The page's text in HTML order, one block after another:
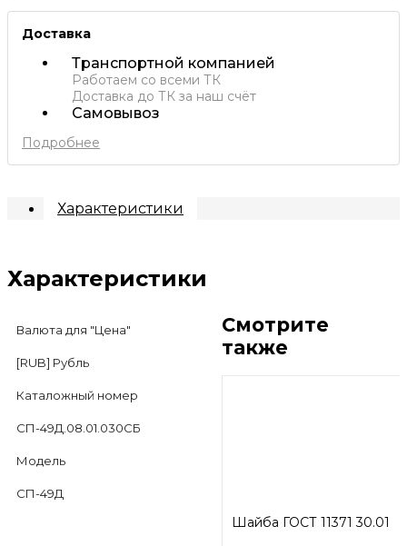
Доставка
Транспортной компанией
Работаем со всеми ТК
Доставка до ТК за наш счёт
Самовывоз
Подробнее
Характеристики
Характеристики
Валюта для "Цена"
[RUB] Рубль
Каталожный номер
СП-49Д.08.01.030СБ
Модель
СП-49Д
Смотрите
также
Шайба ГОСТ 11371 30.01